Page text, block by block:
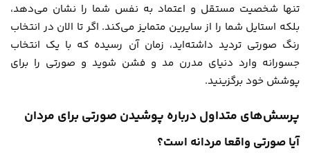
تنها شخصیت مستقل و اعتماد به نفس شما را نشان می‌دهد،
بلکه استایل شما را از سایرین متمایز می‌کند. اگر تا الان در انتخاب
رنگ صورتی تردید داشته‌اید، زمان آن رسیده که با یک انتخاب
جسورانه وارد دنیای مدرن مد و فشن شوید و صورتی را برای
پوشش خود برگزینید.
پرسش‌های متداول درباره پوشیدن صورتی برای مردان
آیا صورتی واقعا مردانه است؟